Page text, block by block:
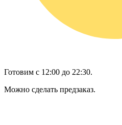
Готовим с 12:00 до 22:30.
Можно сделать предзаказ.